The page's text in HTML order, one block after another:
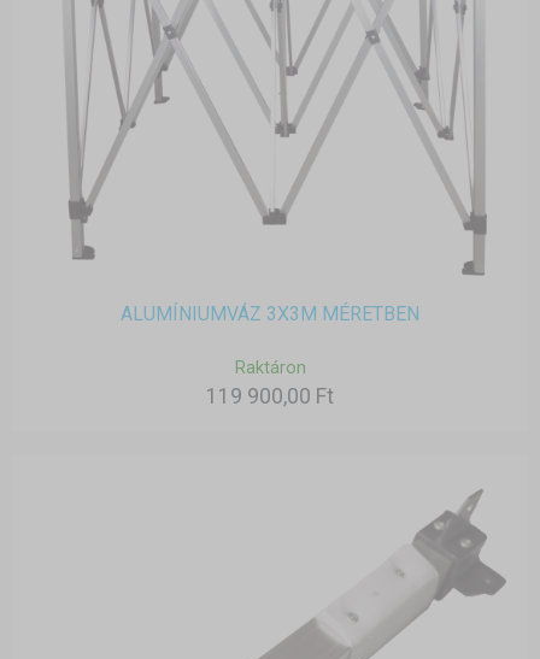
ALUMÍNIUMVÁZ 3X3M MÉRETBEN
Raktáron
119 900,00 Ft